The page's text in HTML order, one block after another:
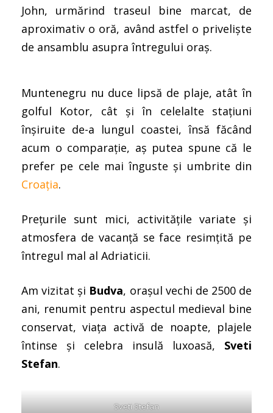
John, urmărind traseul bine marcat, de
aproximativ o oră, având astfel o priveliște
de ansamblu asupra întregului oraș.
Muntenegru nu duce lipsă de plaje, atât în
golful Kotor, cât și în celelalte stațiuni
înșiruite de-a lungul coastei, însă făcând
acum o comparație, aș putea spune că le
prefer pe cele mai înguste și umbrite din
Croația.
Prețurile sunt mici, activitățile variate și
atmosfera de vacanță se face resimțită pe
întregul mal al Adriaticii.
Am vizitat și Budva, orașul vechi de 2500 de
ani, renumit pentru aspectul medieval bine
conservat, viața activă de noapte, plajele
întinse și celebra insulă luxoasă, Sveti
Stefan.
Sveti Stefan